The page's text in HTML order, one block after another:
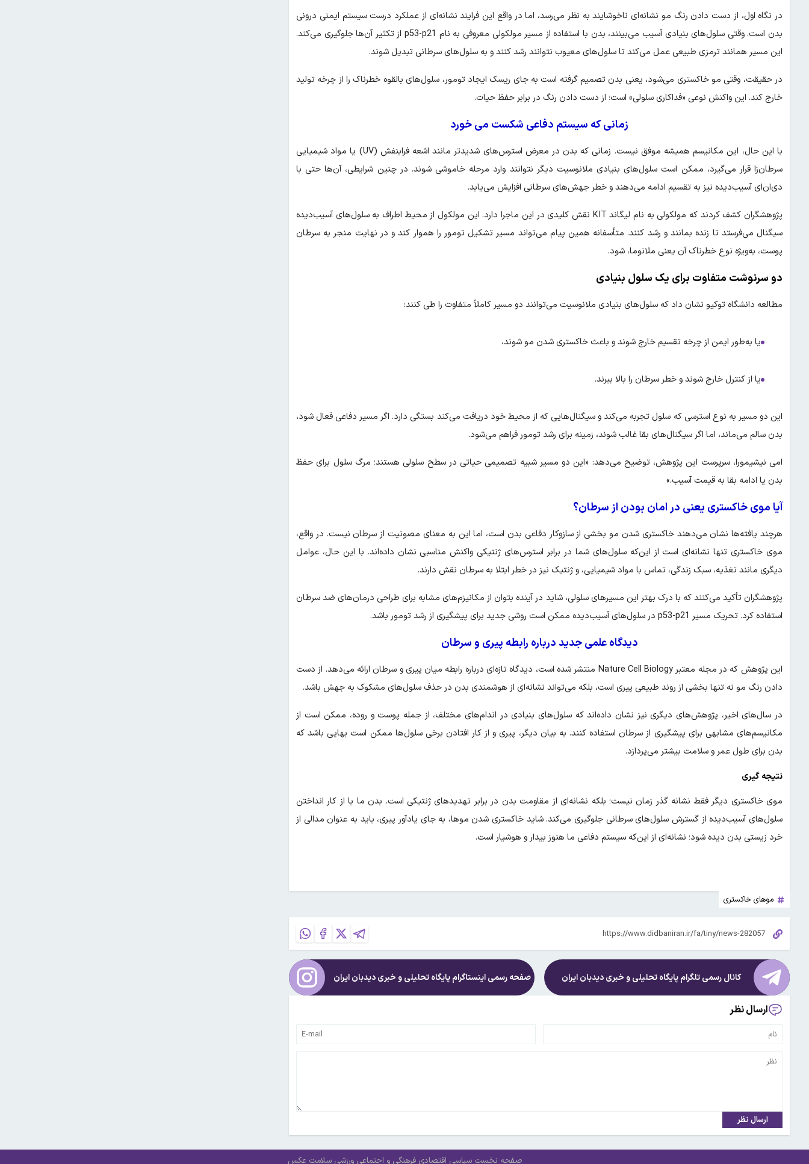
در نگاه اول، از دست دادن رنگ مو نشانه‌ای ناخوشایند به نظر می‌رسد، اما در واقع این فرایند نشانه‌ای از عملکرد درست سیستم ایمنی درونی
بدن است. وقتی سلول‌های بنیادی آسیب می‌بینند، بدن با استفاده از مسیر مولکولی معروفی به نام p53-p21 از تکثیر آن‌ها جلوگیری می‌کند.
این مسیر همانند ترمزی طبیعی عمل می‌کند تا سلول‌های معیوب نتوانند رشد کنند و به سلول‌های سرطانی تبدیل شوند.
در حقیقت، وقتی مو خاکستری می‌شود، یعنی بدن تصمیم گرفته است به جای ریسک ایجاد تومور، سلول‌های بالقوه خطرناک را از چرخه تولید
خارج کند. این واکنش نوعی «فداکاری سلولی» است؛ از دست دادن رنگ در برابر حفظ حیات.
زمانی که سیستم دفاعی شکست می‌ خورد
با این حال، این مکانیسم همیشه موفق نیست. زمانی که بدن در معرض استرس‌های شدیدتر مانند اشعه فرابنفش (UV) یا مواد شیمیایی
سرطان‌زا قرار می‌گیرد، ممکن است سلول‌های بنیادی ملانوسیت دیگر نتوانند وارد مرحله خاموشی شوند. در چنین شرایطی، آن‌ها حتی با
دی‌ان‌ای آسیب‌دیده نیز به تقسیم ادامه می‌دهند و خطر جهش‌های سرطانی افزایش می‌یابد.
پژوهشگران کشف کردند که مولکولی به نام لیگاند KIT نقش کلیدی در این ماجرا دارد. این مولکول از محیط اطراف به سلول‌های آسیب‌دیده
سیگنال می‌فرستد تا زنده بمانند و رشد کنند. متأسفانه همین پیام می‌تواند مسیر تشکیل تومور را هموار کند و در نهایت منجر به سرطان
پوست، به‌ویژه نوع خطرناک آن یعنی ملانوما، شود.
دو سرنوشت متفاوت برای یک سلول بنیادی
مطالعه دانشگاه توکیو نشان داد که سلول‌های بنیادی ملانوسیت می‌توانند دو مسیر کاملاً متفاوت را طی کنند:
یا به‌طور ایمن از چرخه تقسیم خارج شوند و باعث خاکستری شدن مو شوند،
یا از کنترل خارج شوند و خطر سرطان را بالا ببرند.
این دو مسیر به نوع استرسی که سلول تجربه می‌کند و سیگنال‌هایی که از محیط خود دریافت می‌کند بستگی دارد. اگر مسیر دفاعی فعال شود،
بدن سالم می‌ماند، اما اگر سیگنال‌های بقا غالب شوند، زمینه برای رشد تومور فراهم می‌شود.
امی نیشیمورا، سرپرست این پژوهش، توضیح می‌دهد: «این دو مسیر شبیه تصمیمی حیاتی در سطح سلولی هستند؛ مرگ سلول برای حفظ
بدن یا ادامه بقا به قیمت آسیب.»
آیا موی خاکستری یعنی در امان بودن از سرطان؟
هرچند یافته‌ها نشان می‌دهند خاکستری شدن مو بخشی از سازوکار دفاعی بدن است، اما این به معنای مصونیت از سرطان نیست. در واقع،
موی خاکستری تنها نشانه‌ای است از این‌که سلول‌های شما در برابر استرس‌های ژنتیکی واکنش مناسبی نشان داده‌اند. با این حال، عوامل
دیگری مانند تغذیه، سبک زندگی، تماس با مواد شیمیایی، و ژنتیک نیز در خطر ابتلا به سرطان نقش دارند.
پژوهشگران تأکید می‌کنند که با درک بهتر این مسیرهای سلولی، شاید در آینده بتوان از مکانیزم‌های مشابه برای طراحی درمان‌های ضد سرطان
استفاده کرد. تحریک مسیر p53-p21 در سلول‌های آسیب‌دیده ممکن است روشی جدید برای پیشگیری از رشد تومور باشد.
دیدگاه علمی جدید درباره رابطه پیری و سرطان
این پژوهش که در مجله معتبر Nature Cell Biology منتشر شده است، دیدگاه تازه‌ای درباره رابطه میان پیری و سرطان ارائه می‌دهد. از دست
دادن رنگ مو نه تنها بخشی از روند طبیعی پیری است، بلکه می‌تواند نشانه‌ای از هوشمندی بدن در حذف سلول‌های مشکوک به جهش باشد.
در سال‌های اخیر، پژوهش‌های دیگری نیز نشان داده‌اند که سلول‌های بنیادی در اندام‌های مختلف، از جمله پوست و روده، ممکن است از
مکانیسم‌های مشابهی برای پیشگیری از سرطان استفاده کنند. به بیان دیگر، پیری و از کار افتادن برخی سلول‌ها ممکن است بهایی باشد که
بدن برای طول عمر و سلامت بیشتر می‌پردازد.
نتیجه‌ گیری
موی خاکستری دیگر فقط نشانه گذر زمان نیست؛ بلکه نشانه‌ای از مقاومت بدن در برابر تهدیدهای ژنتیکی است. بدن ما با از کار انداختن
سلول‌های آسیب‌دیده از گسترش سلول‌های سرطانی جلوگیری می‌کند. شاید خاکستری شدن موها، به جای یادآور پیری، باید به عنوان مدالی از
خرد زیستی بدن دیده شود؛ نشانه‌ای از این‌که سیستم دفاعی ما هنوز بیدار و هوشیار است.
موهای خاکستری
کانال رسمی تلگرام پایگاه تحلیلی و خبریدیدبان ایران صفحه رسمی اینستاگرام پایگاه تحلیلی و خبریدیدبان ایران
ارسال نظر
ارسال نظر
صفحه نخست سیاسی اقتصادی فرهنگی و اجتماعی ورزشی سلامت عکس